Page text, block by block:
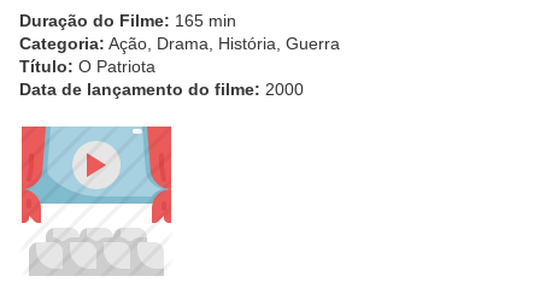
Duração do Filme: 165 min
Categoria: Ação, Drama, História, Guerra
Título: O Patriota
Data de lançamento do filme: 2000